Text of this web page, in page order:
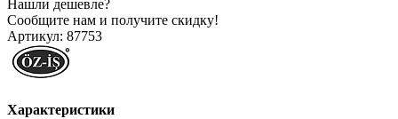
Нашли дешевле?
Сообщите нам и получите скидку!
Артикул: 87753
Характеристики